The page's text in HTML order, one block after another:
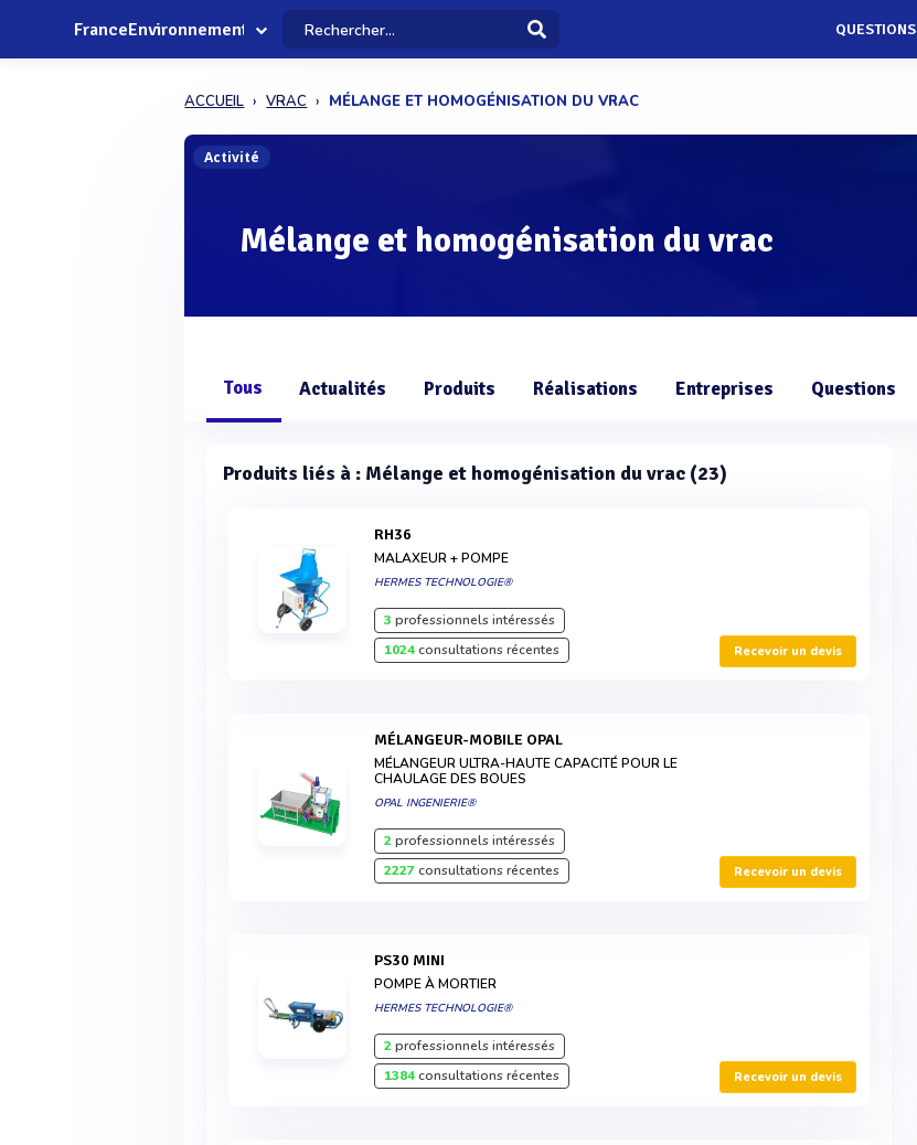
FranceEnvironnement QUESTIONS
ACCUEIL VRAC MÉLANGE ET HOMOGÉNISATION DU VRAC
Activité
Mélange et homogénisation du vrac
Tous Actualités Produits Réalisations Entreprises Questions
Produits liés à : Mélange et homogénisation du vrac (23)
RH36
MALAXEUR + POMPE
HERMES TECHNOLOGIE®
3 professionnels intéressés
1024consultations récentes Recevoir un devis
MÉLANGEUR-MOBILE OPAL
MÉLANGEUR ULTRA-HAUTE CAPACITÉ POUR LE
CHAULAGE DES BOUES
OPAL INGENIERIE®
2professionnels intéressés
2227consultations récentes Recevoir un devis
PS30 MINI
POMPE À MORTIER
HERMES TECHNOLOGIE®
2professionnels intéressés
1384consultations récentes Recevoir un devis